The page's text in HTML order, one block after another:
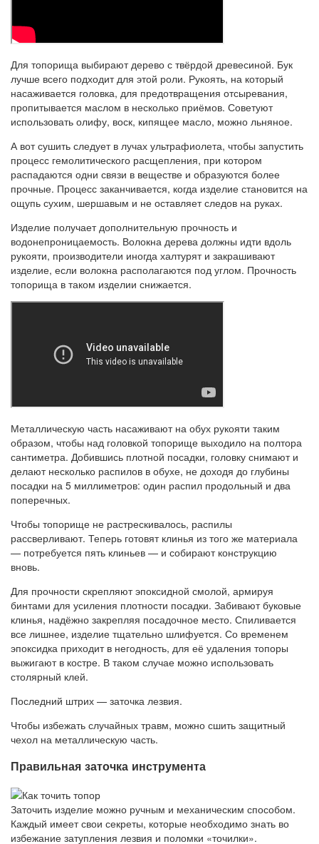
Для топорища выбирают дерево с твёрдой древесиной. Бук
лучше всего подходит для этой роли. Рукоять, на который
насаживается головка, для предотвращения отсыревания,
пропитывается маслом в несколько приёмов. Советуют
использовать олифу, воск, кипящее масло, можно льняное.
А вот сушить следует в лучах ультрафиолета, чтобы запустить
процесс гемолитического расщепления, при котором
распадаются одни связи в веществе и образуются более
прочные. Процесс заканчивается, когда изделие становится на
ощупь сухим, шершавым и не оставляет следов на руках.
Изделие получает дополнительную прочность и
водонепроницаемость. Волокна дерева должны идти вдоль
рукояти, производители иногда халтурят и закрашивают
изделие, если волокна располагаются под углом. Прочность
топорища в таком изделии снижается.
Металлическую часть насаживают на обух рукояти таким
образом, чтобы над головкой топорище выходило на полтора
сантиметра. Добившись плотной посадки, головку снимают и
делают несколько распилов в обухе, не доходя до глубины
посадки на 5 миллиметров: один распил продольный и два
поперечных.
Чтобы топорище не растрескивалось, распилы
рассверливают. Теперь готовят клинья из того же материала
— потребуется пять клиньев — и собирают конструкцию
вновь.
Для прочности скрепляют эпоксидной смолой, армируя
бинтами для усиления плотности посадки. Забивают буковые
клинья, надёжно закрепляя посадочное место. Спиливается
все лишнее, изделие тщательно шлифуется. Со временем
эпоксидка приходит в негодность, для её удаления топоры
выжигают в костре. В таком случае можно использовать
столярный клей.
Последний штрих — заточка лезвия.
Чтобы избежать случайных травм, можно сшить защитный
чехол на металлическую часть.
Правильная заточка инструмента
Заточить изделие можно ручным и механическим способом.
Каждый имеет свои секреты, которые необходимо знать во
избежание затупления лезвия и поломки «точилки».